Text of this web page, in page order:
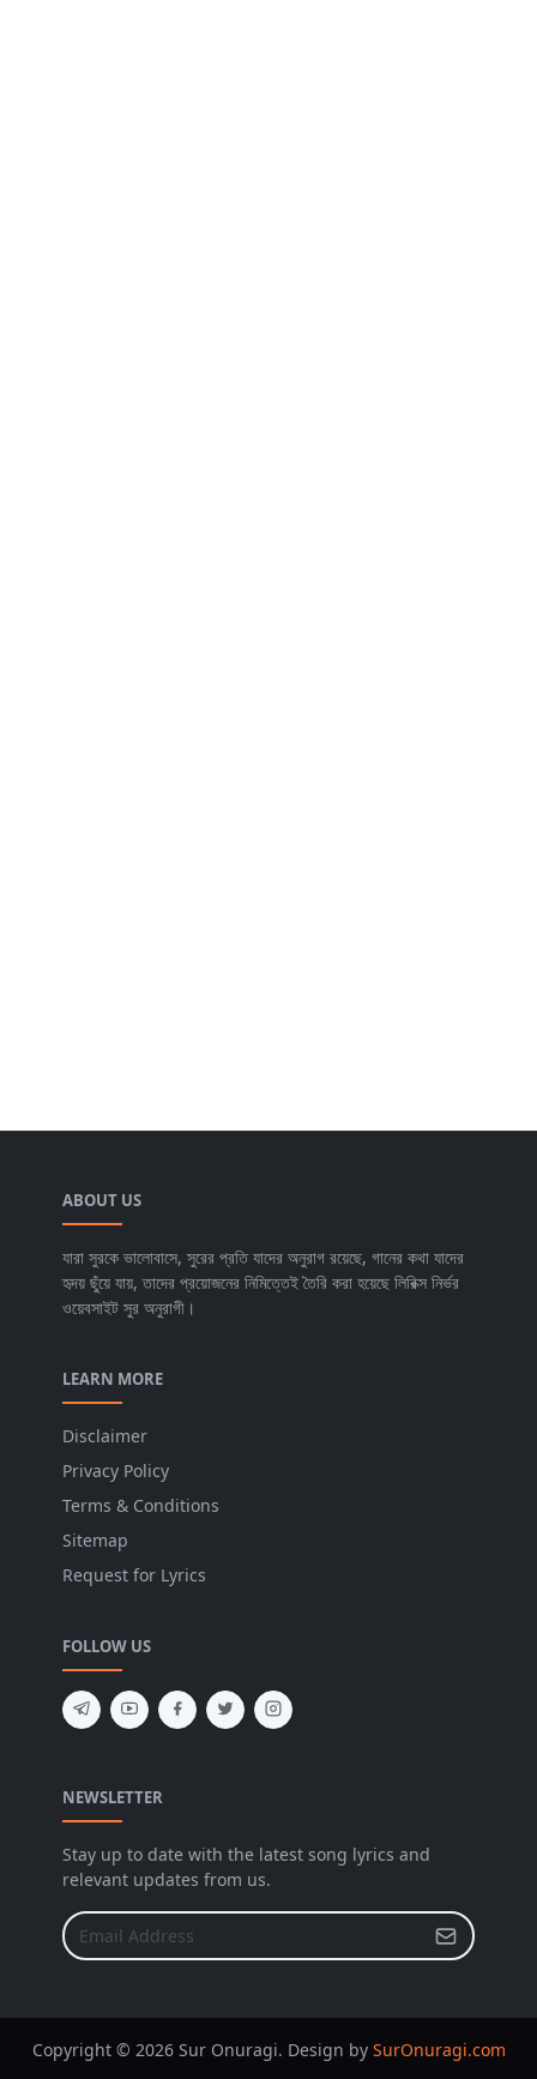
ABOUT US
যারা সুরকে ভালোবাসে, সুরের প্রতি যাদের অনুরাগ রয়েছে, গানের কথা যাদের
হৃদয় ছুঁয়ে যায়, তাদের প্রয়োজনের নিমিত্তেই তৈরি করা হয়েছে লিরিক্স নির্ভর
ওয়েবসাইট সুর অনুরাগী।
LEARN MORE
Disclaimer
Privacy Policy
Terms & Conditions
Sitemap
Request for Lyrics
FOLLOW US
NEWSLETTER
Stay up to date with the latest song lyrics and
relevant updates from us.
Copyright © 2026 Sur Onuragi. Design by SurOnuragi.com